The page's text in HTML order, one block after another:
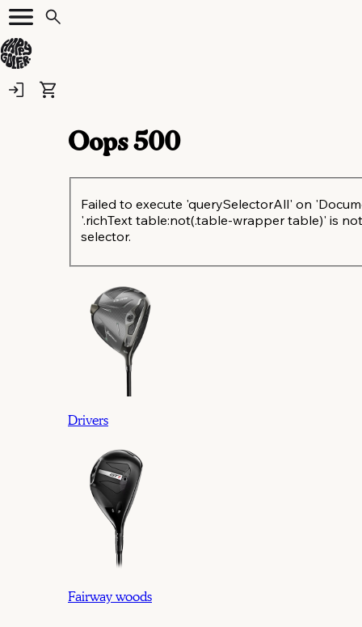
Oops500
Failed to execute 'querySelectorAll' on
'.richText table:not(.table-wrapper table)' is
selector.
Drivers
Fairway woods